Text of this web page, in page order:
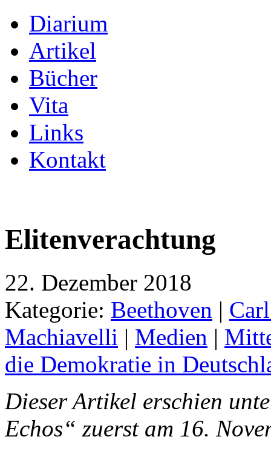
Diarium
Artikel
Bücher
Vita
Links
Kontakt
Elitenverachtung
22. Dezember 2018
Kategorie: Beethoven |
Machiavelli | Medien |
die Demokratie in
Dieser Artikel erschien
Echos“ zuerst am 16.